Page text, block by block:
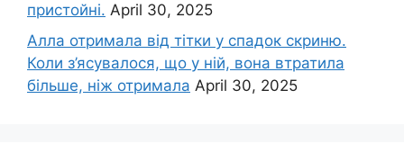
пристойні. April 30, 2025
Алла отримала від тітки у спадок скриню.
Коли з’ясувалося, що у ній, вона втратила
більше, ніж отримала April 30, 2025